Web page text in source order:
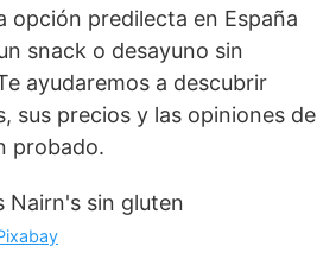
opción predilecta en España
snack o desayuno sin
ayudaremos a descubrir
sus precios y las opiniones de
probado.